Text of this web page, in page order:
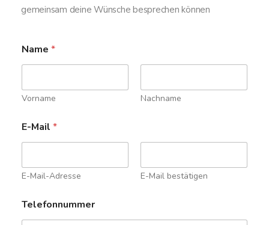
gemeinsam deine Wünsche besprechen können
Name *
Vorname Nachname
E-Mail *
E-Mail-Adresse E-Mail bestätigen
Telefonnummer